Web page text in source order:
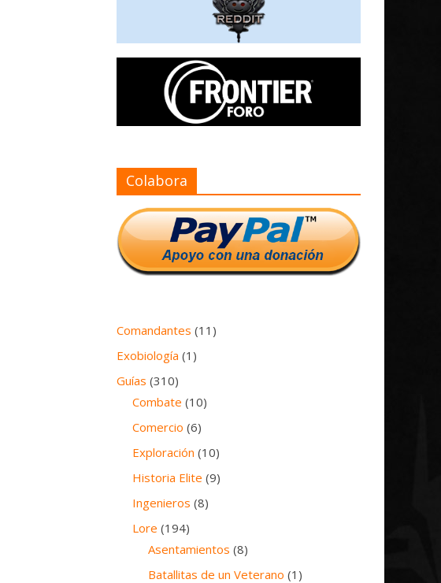
Colabora
Comandantes (11)
Exobiología (1)
Guías (310)
Combate (10)
Comercio (6)
Exploración (10)
Historia Elite (9)
Ingenieros (8)
Lore (194)
Asentamientos (8)
Batallitas de un Veterano (1)